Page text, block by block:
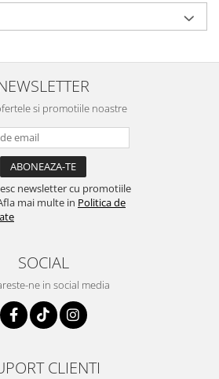
si promotiile noastre
newsletter cu promotiile
mai multe in Politica de
SOCIAL
ne in social media
CLIENTI